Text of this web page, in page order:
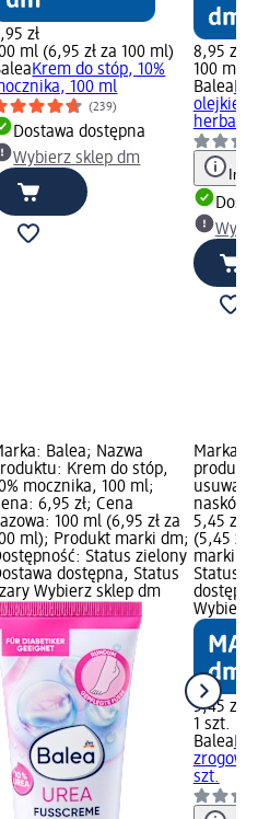
zł
ml (6,95 zł za 100 ml)
Krem do stóp, 10%
100 ml
(239)
Dostawa dostępna
Wybierz sklep dm
8,95 zł
100 ml
Balea
olejkiem
Balea; Nazwa
Krem do stóp,
mocznika, 100 ml;
6,95 zł; Cena
100 ml (6,95 zł za
ml); Produkt marki dm;
Status zielony
dostępna, Status
Wybierz sklep dm
Marka:
5,45 zł;
(5,45 zł
marki
Status
Wybierz
5,45 zł
1 szt.
Balea
szt.